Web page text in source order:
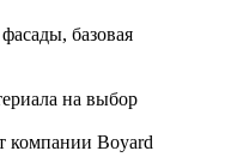
базовая
на выбор
компании Boyard